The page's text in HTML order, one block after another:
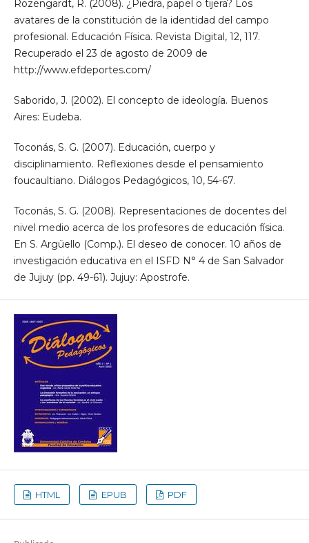
Rozengardt, R. (2008). ¿Piedra, papel o tijera? Los
avatares de la constitución de la identidad del campo
profesional. Educación Física. Revista Digital, 12, 117.
Recuperado el 23 de agosto de 2009 de
http://www.efdeportes.com/
Saborido, J. (2002). El concepto de ideología. Buenos
Aires: Eudeba.
Toconás, S. G. (2007). Educación, cuerpo y
disciplinamiento. Reflexiones desde el pensamiento
foucaultiano. Diálogos Pedagógicos, 10, 54-67.
Toconás, S. G. (2008). Representaciones de docentes del
nivel medio acerca de los profesores de educación física.
En S. Argüello (Comp.). El deseo de conocer. 10 años de
investigación educativa en el ISFD N° 4 de San Salvador
de Jujuy (pp. 49-61). Jujuy: Apostrofe.
HTML EPUB PDF